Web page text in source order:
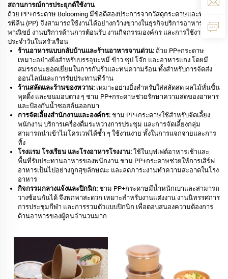
สถานการณ์การประยุกต์ใช้งาน
ถ้วย PP+กระดาษ Bolooming มีข้อดีสองประการจากวัสดุกระดาษและพอลิโพ
รพิลีน (PP) จึงสามารถใช้งานได้อย่างกว้างขวางในธุรกิจบริการอาหารเชิง
พาณิชย์ งานบริการด้านการต้อนรับ งานกิจกรรมองค์กร และการใช้งาน
ประจำวันในครัวเรือน
ร้านอาหารแบบกลับบ้านและร้านอาหารจานด่วน: ถ้วย PP+กระดาษ
เหมาะอย่างยิ่งสำหรับบรรจุบะหมี่ ข้าว ซุป โจ๊ก และอาหารแกง โดยมี
สมรรถนะยอดเยี่ยมในการกันรั่วและทนความร้อน ทั้งสำหรับการจัดส่ง
ออนไลน์และการรับประทานที่ร้าน
ร้านสลัดและร้านของหวาน: เหมาะอย่างยิ่งสำหรับใส่สลัดสด ผลไม้หั่นชิ้น
พุดดิ้ง และขนมอบต่าง ๆ ชาม PP+กระดาษช่วยรักษาความสดของอาหาร
และป้องกันน้ำซอสล้นออกมา
การจัดเลี้ยงสำนักงานและองค์กร: ชาม PP+กระดาษใช้สำหรับจัดเลี้ยง
พนักงาน บริการเครื่องดื่มระหว่างการประชุม และการจัดเลี้ยงกลุ่ม
สามารถนำเข้าไมโครเวฟได้ซ้ำ ๆ ใช้งานง่าย ทั้งในการแจกจ่ายและการ
ทิ้ง
โรงแรม โรงเรียน และโรงอาหารโรงงาน: ใช้ในบุฟเฟต์อาหารเช้าและ
พื้นที่รับประทานอาหารของพนักงาน ชาม PP+กระดาษช่วยให้การเสิร์ฟ
อาหารเป็นไปอย่างถูกสุขลักษณะ และลดภาระงานทำความสะอาดในโรง
อาหาร
กิจกรรมกลางแจ้งและปิกนิก: ชาม PP+กระดาษมีน้ำหนักเบาและสามารถ
วางซ้อนกันได้ จึงพกพาสะดวก เหมาะสำหรับงานแต่งงาน งานนิทรรศการ
การประชุมกีฬา และการรวมตัวแบบปิกนิก เพื่อตอบสนองความต้องการ
ด้านอาหารของผู้คนจำนวนมาก